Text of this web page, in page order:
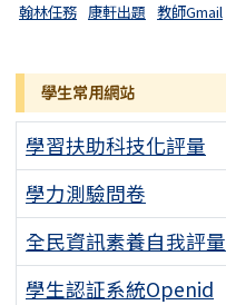
翰林任務 康軒出題 教師Gmail
學生常用網站
學習扶助科技化評量
學力測驗問卷
全民資訊素養自我評量
學生認証系統Openid